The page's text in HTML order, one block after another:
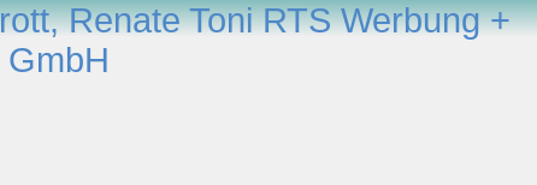
Renate Toni RTS Werbung +